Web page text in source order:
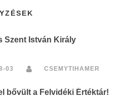
Szent István Király
03 CSEMYTIHAMER
bővült a Felvidéki Értéktár!